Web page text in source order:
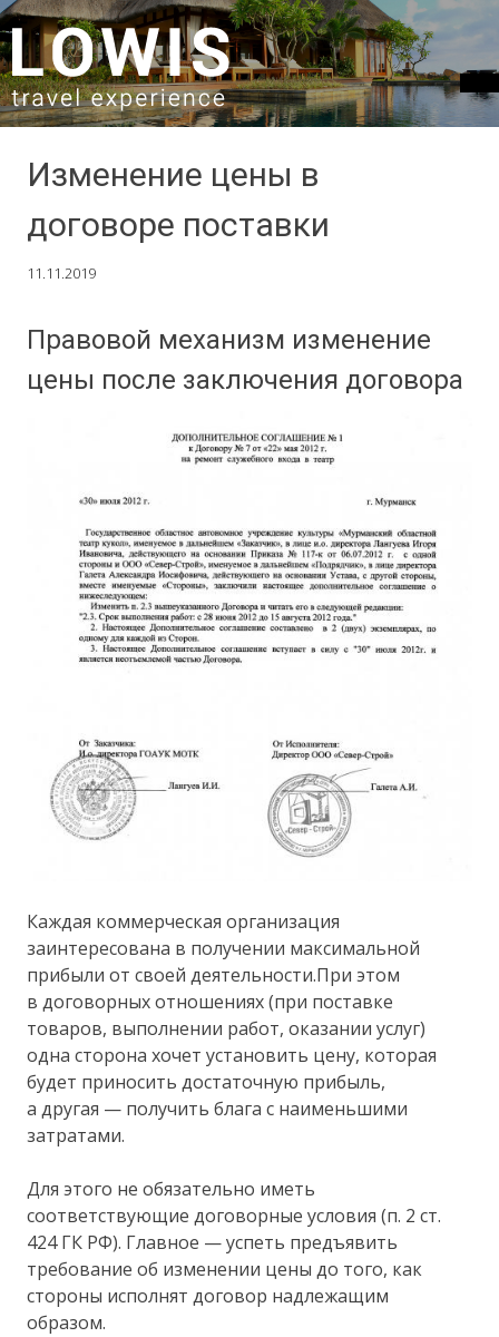
SKIP TO CONTENT
Изменение цены в
договоре поставки
11.11.2019
Правовой механизм изменение
цены после заключения договора
Каждая коммерческая организация
заинтересована в получении максимальной
прибыли от своей деятельности.При этом
в договорных отношениях (при поставке
товаров, выполнении работ, оказании услуг)
одна сторона хочет установить цену, которая
будет приносить достаточную прибыль,
а другая — получить блага с наименьшими
затратами.
Для этого не обязательно иметь
соответствующие договорные условия (п. 2 ст.
424 ГК РФ). Главное — успеть предъявить
требование об изменении цены до того, как
стороны исполнят договор надлежащим
образом.